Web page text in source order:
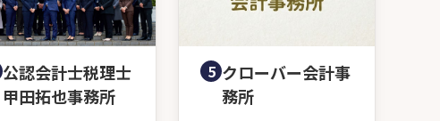
公認会計士税理士
甲田拓也事務所
5 クローバー会計事
務所